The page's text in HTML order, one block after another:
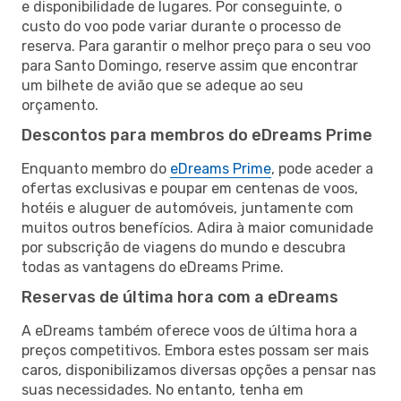
e disponibilidade de lugares. Por conseguinte, o
custo do voo pode variar durante o processo de
reserva. Para garantir o melhor preço para o seu voo
para Santo Domingo, reserve assim que encontrar
um bilhete de avião que se adeque ao seu
orçamento.
Descontos para membros do eDreams Prime
Enquanto membro do eDreams Prime, pode aceder a
ofertas exclusivas e poupar em centenas de voos,
hotéis e aluguer de automóveis, juntamente com
muitos outros benefícios. Adira à maior comunidade
por subscrição de viagens do mundo e descubra
todas as vantagens do eDreams Prime.
Reservas de última hora com a eDreams
A eDreams também oferece voos de última hora a
preços competitivos. Embora estes possam ser mais
caros, disponibilizamos diversas opções a pensar nas
suas necessidades. No entanto, tenha em